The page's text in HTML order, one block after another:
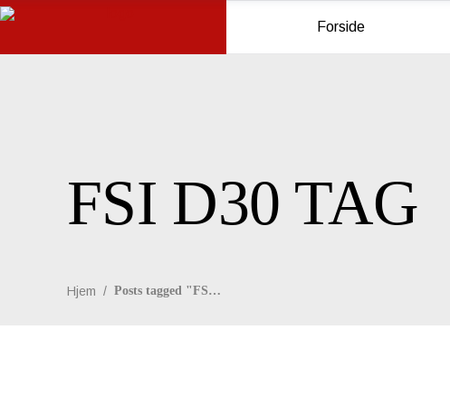
Forside
FSI D30 TAG
Hjem / Posts tagged "FSI D30"